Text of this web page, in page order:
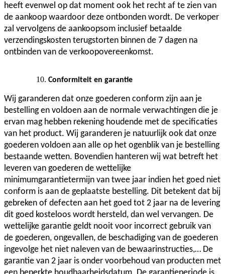
heeft evenwel op dat moment ook het recht af te zien van
de aankoop waardoor deze ontbonden wordt. De verkoper
zal vervolgens de aankoopsom inclusief betaalde
verzendingskosten terugstorten binnen de 7 dagen na
ontbinden van de verkoopovereenkomst.
Conformiteit en garantie
Wij garanderen dat onze goederen conform zijn aan je
bestelling en voldoen aan de normale verwachtingen die je
ervan mag hebben rekening houdende met de specificaties
van het product. Wij garanderen je natuurlijk ook dat onze
goederen voldoen aan alle op het ogenblik van je bestelling
bestaande wetten. Bovendien hanteren wij wat betreft het
leveren van goederen de wettelijke
minimumgarantietermijn van twee jaar indien het goed niet
conform is aan de geplaatste bestelling. Dit betekent dat bij
gebreken of defecten aan het goed tot 2 jaar na de levering
dit goed kosteloos wordt hersteld, dan wel vervangen. De
wettelijke garantie geldt nooit voor incorrect gebruik van
de goederen, ongevallen, de beschadiging van de goederen
ingevolge het niet naleven van de bewaarinstructies,… De
garantie van 2 jaar is onder voorbehoud van producten met